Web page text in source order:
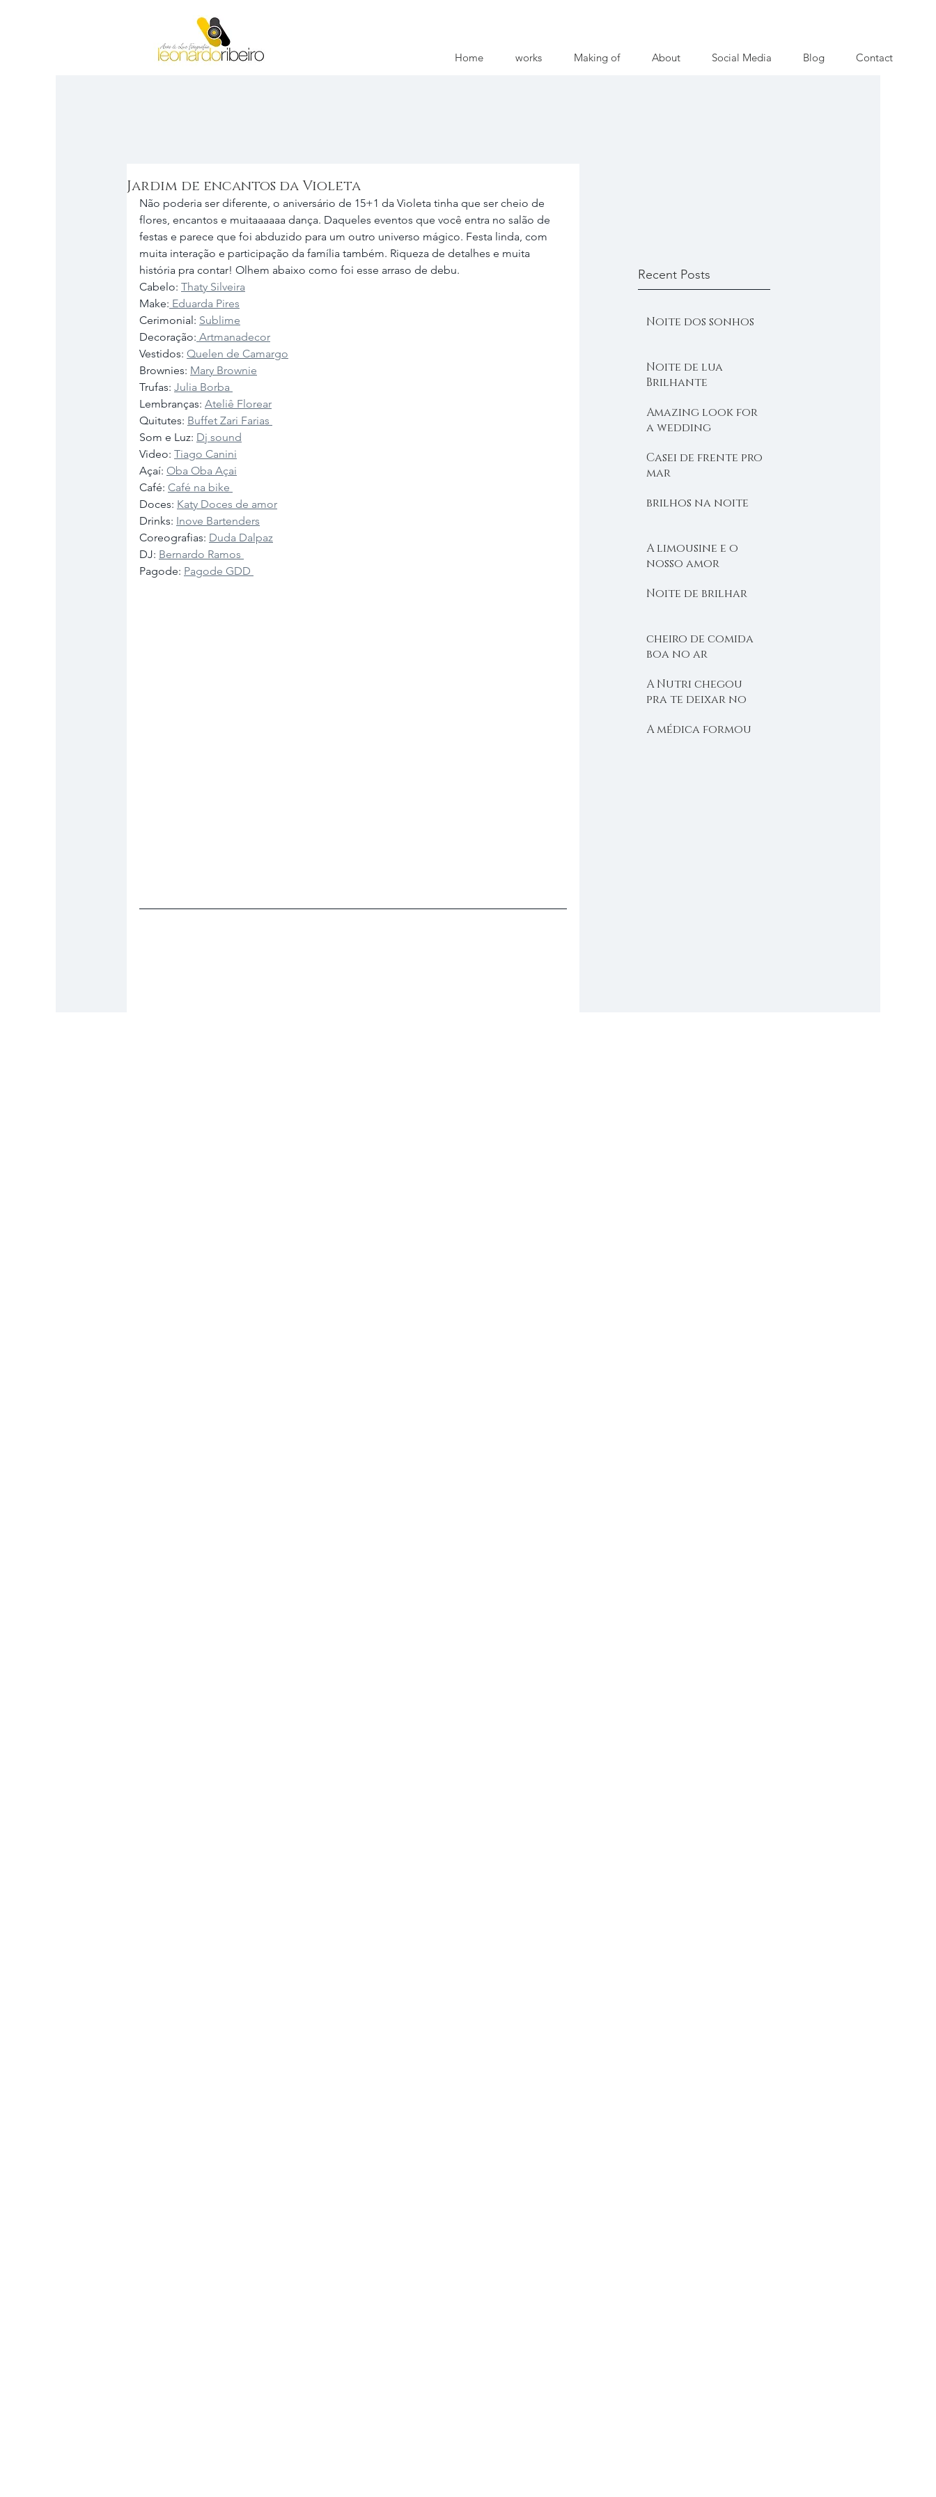
Home works Making of About Social Media Blog Contact
Jardim de encantos da Violeta
Não poderia ser diferente, o aniversário de 15+1 da Violeta tinha que ser cheio de
flores, encantos e muitaaaaaa dança. Daqueles eventos que você entra no salão de
festas e parece que foi abduzido para um outro universo mágico. Festa linda, com
muita interação e participação da família também. Riqueza de detalhes e muita
história pra contar! Olhem abaixo como foi esse arraso de debu.
Cabelo: Thaty Silveira
Make: Eduarda Pires
Cerimonial: Sublime
Decoração: Artmanadecor
Vestidos: Quelen de Camargo
Brownies: Mary Brownie
Trufas: Julia Borba
Lembranças: Ateliê Florear
Quitutes: Buffet Zari Farias
Som e Luz: Dj sound
Video: Tiago Canini
Açaí: Oba Oba Açai
Café: Café na bike
Doces: Katy Doces de amor
Drinks: Inove Bartenders
Coreografias: Duda Dalpaz
DJ: Bernardo Ramos
Pagode: Pagode GDD
Recent Posts
Noite dos sonhos
Noite de lua
Brilhante
Amazing look for
a wedding
Casei de frente pro
mar
brilhos na noite
A limousine e o
nosso amor
Noite de brilhar
cheiro de comida
boa no ar
A Nutri chegou
pra te deixar no
A médica formou